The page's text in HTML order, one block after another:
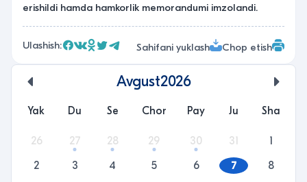
erishildi hamda hamkorlik memorandumi imzolandi.
Ulashish: Sahifani yuklash Chop etish
Avgust2026
Yak Du Se Chor Pay Ju Sha
26 27 28 29 30 31
1
2
3 4 5 6 7
8